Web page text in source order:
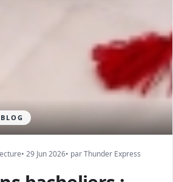
• 29 Jun 2026• par Thunder Express